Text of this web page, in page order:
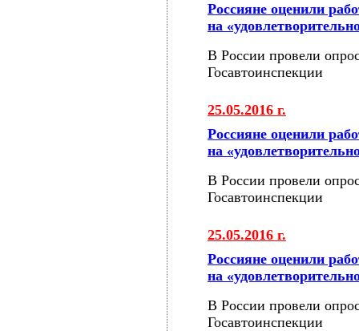
Россияне оценили
на
В России провели
Госавтоинспекции
25.05.2016 г.
Россияне оценили
на
В России провели
Госавтоинспекции
25.05.2016 г.
Россияне оценили
на
В России провели
Госавтоинспекции